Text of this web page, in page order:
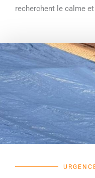
recherchent le calme